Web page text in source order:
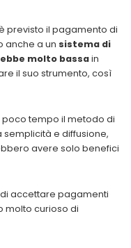
previsto il pagamento di
anche a un sistema di
molto bassain
il suo strumento, così
tempo il metodo di
e diffusione,
avere solo benefici
accettare pagamenti
molto curioso di